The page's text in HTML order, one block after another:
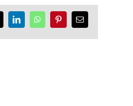
LinkedInWhatsAppPinterest
E-
Mail